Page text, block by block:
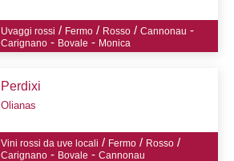
Uvaggi rossi / Fermo / Rosso /Cannonau -
Carignano - Bovale - Monica
Perdixi
Olianas
Vini rossi da uve locali / Fermo / Rosso /
Carignano - Bovale -Cannonau